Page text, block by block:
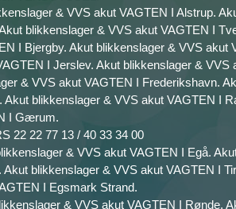
& VVS akut VAGTEN I Alstrup.
blikkenslager & VVS akut VAGTEN I
I Bjergby. Akut blikkenslager & VVS
I Jerslev. Akut blikkenslager &
& VVS akut VAGTEN I Frederikshavn.
blikkenslager & VVS akut VAGTEN
I Gærum.
22 22 77 13 / 40 33 34 00
& VVS akut VAGTEN I Egå.
blikkenslager & VVS akut VAGTEN I
I Egsmark Strand.
& VVS akut VAGTEN I Rønde.